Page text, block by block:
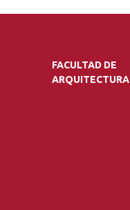
FACULTAD DE
ARQUITECTURA